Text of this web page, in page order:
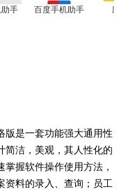
手 百度手机助手 应
是一套功能强大通用性
简洁，美观，其人性化的
握软件操作使用方法，
资料的录入、查询；员工